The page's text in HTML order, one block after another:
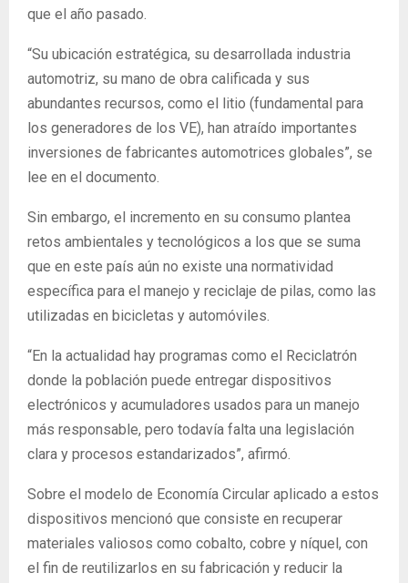
que el año pasado.
“Su ubicación estratégica, su desarrollada industria
automotriz, su mano de obra calificada y sus
abundantes recursos, como el litio (fundamental para
los generadores de los VE), han atraído importantes
inversiones de fabricantes automotrices globales”, se
lee en el documento.
Sin embargo, el incremento en su consumo plantea
retos ambientales y tecnológicos a los que se suma
que en este país aún no existe una normatividad
específica para el manejo y reciclaje de pilas, como las
utilizadas en bicicletas y automóviles.
“En la actualidad hay programas como el Reciclatrón
donde la población puede entregar dispositivos
electrónicos y acumuladores usados para un manejo
más responsable, pero todavía falta una legislación
clara y procesos estandarizados”, afirmó.
Sobre el modelo de Economía Circular aplicado a estos
dispositivos mencionó que consiste en recuperar
materiales valiosos como cobalto, cobre y níquel, con
el fin de reutilizarlos en su fabricación y reducir la